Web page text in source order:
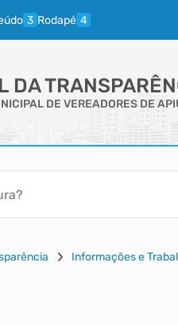
Rodapé
DA
DE VEREADORES DE
Informações e